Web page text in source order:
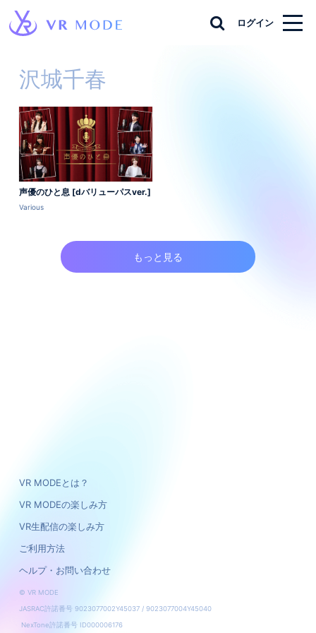
ログイン
沢城千春
声優のひと息 [dバリューパスver.]
Various
もっと見る
VR MODEとは？
VR MODEの楽しみ方
VR生配信の楽しみ方
ご利用方法
ヘルプ・お問い合わせ
© VR MODE
JASRAC許諾番号 9023077002Y45037 / 9023077004Y45040
NexTone許諾番号 ID000006176